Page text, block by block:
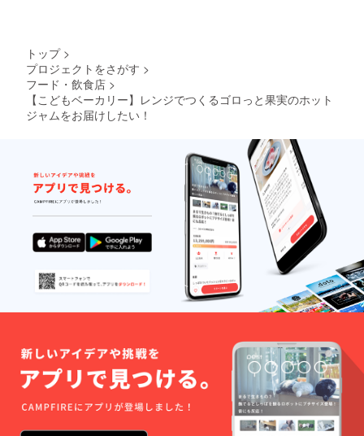
トップ >
プロジェクトをさがす >
フード・飲食店 >
【こどもベーカリー】レンジでつくるゴロっと果実のホット
ジャムをお届けしたい！